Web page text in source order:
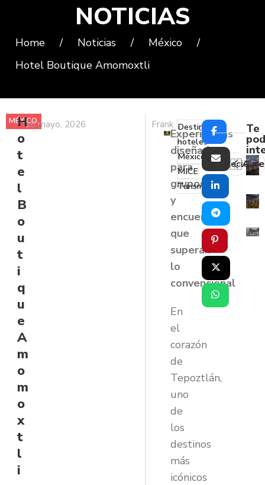
NOTICIAS
Home / Noticias / México
/
Hotel Boutique Amomoxtli
MÉXICO,
NOTICIAS
H
o
t
e
l
B
o
u
t
i
q
u
e
A
m
o
m
o
x
t
l
i
18 mayo, 2026 Frank
Experiencias
diseñadas
para
grupos
y
encuentros
que
superan
lo
convencional
En
el
corazón
de
Tepoztlán,
uno
de
los
destinos
más
icónicos
Destinos
hoteles
México
MICE
Turismo
Reciente
Te